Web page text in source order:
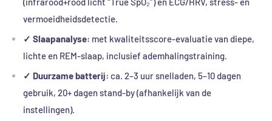
vermoeidheidsdetectie.
✓ Slaapanalyse: met kwaliteitsscore-evaluatie van diepe,
lichte en REM-slaap, inclusief ademhalingstraining.
✓ Duurzame batterij: ca. 2–3 uur snelladen, 5–10 dagen
gebruik, 20+ dagen stand-by (afhankelijk van de
instellingen).